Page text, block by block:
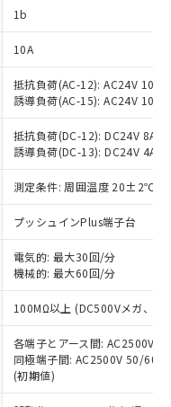
1b
10A
抵抗負荷(AC-12): AC24V 10A/
誘導負荷(AC-15): AC24V
抵抗負荷(DC-12): DC24V 8A/
誘導負荷(DC-13): DC24V 4A/
測定条件: 周囲温度 20±2℃、
プッシュインPlus端子台
電気的: 最大30回/分
機械的: 最大60回/分
100MΩ以上 (DC500Vメガ、点
各端子とアース間: AC2500V
同極端子間: AC2500V 50/
(初期値)
、同意のうえ
御機器事業取扱
よび標準価格
だくもので
商品の中には、
なる商品もある
。
格照会結果は、
での社内デー
ものであり、閲
の在庫および標
あることをご
能な商品で
物質）の非含
る予定のある
令（10物質）の
応品を出す予
令（10物質）の
たは確認中の
無形物で、有
です。
有部品として
た場合などや
ます。
以下、 カド
リ臭化ビフェニル
ェニルエーテル類
ス(2-エチルヘキシ
が中国RoHSの
ます。
が中国RoHSの
します。
売部門へお問
：
、 Cd(カドミウ
ポリ臭化ビフェ
品のうち、外国
に定める商品
いう）を輸出
は役務取引許
要な手続きを